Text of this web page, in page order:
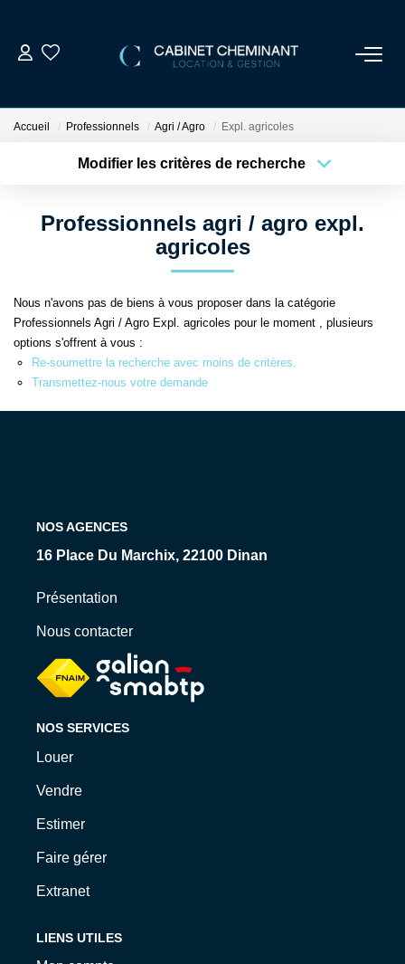
ESTIMER
GESTION LOCATIVE
NOS AGENCES
Accueil Professionnels Agri / Agro Expl. agricoles
Modifier les critères de recherche
Budget max
Professionnels agri / agro expl.
agricoles
Nous n'avons pas de biens à vous proposer dans la catégorie
Professionnels Agri / Agro Expl. agricoles pour le moment , plusieurs
options s'offrent à vous :
Re-soumettre la recherche avec moins de critères.
Transmettez-nous votre demande
NOS AGENCES
16 Place Du Marchix, 22100 Dinan
Présentation
Nous contacter
NOS SERVICES
Louer
Vendre
Estimer
Faire gérer
Extranet
LIENS UTILES